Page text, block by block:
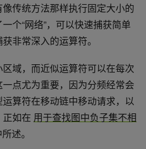
传统方法那样执行固定大小的
个“网络”，可以快速捕获简单
非常深入的运算符。
域，而近似运算符可以在每次
点尤为重要，因为分频经常会
算符在移动链中移动请求，以
如在 用于查找图中负子集不相
述。